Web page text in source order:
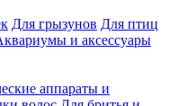
Для грызунов Для птиц
и аксессуары
аппараты и